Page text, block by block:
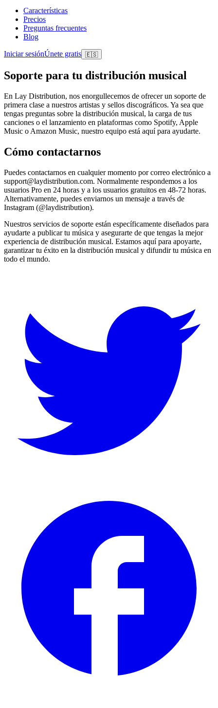
Características
Precios
Preguntas frecuentes
Blog
Iniciar sesiónÚnete gratis 🇪🇸
Soporte para tu distribución musical
En Lay Distribution, nos enorgullecemos de ofrecer un soporte de
primera clase a nuestros artistas y sellos discográficos. Ya sea que
tengas preguntas sobre la distribución musical, la carga de tus
canciones o el lanzamiento en plataformas como Spotify, Apple
Music o Amazon Music, nuestro equipo está aquí para ayudarte.
Cómo contactarnos
Puedes contactarnos en cualquier momento por correo electrónico a
support@laydistribution.com. Normalmente respondemos a los
usuarios Pro en 24 horas y a los usuarios gratuitos en 48-72 horas.
Alternativamente, puedes enviarnos un mensaje a través de
Instagram (@laydistribution).
Nuestros servicios de soporte están específicamente diseñados para
ayudarte a publicar tu música y asegurarte de que tengas la mejor
experiencia de distribución musical. Estamos aquí para apoyarte,
garantizar tu éxito en la distribución musical y difundir tu música en
todo el mundo.